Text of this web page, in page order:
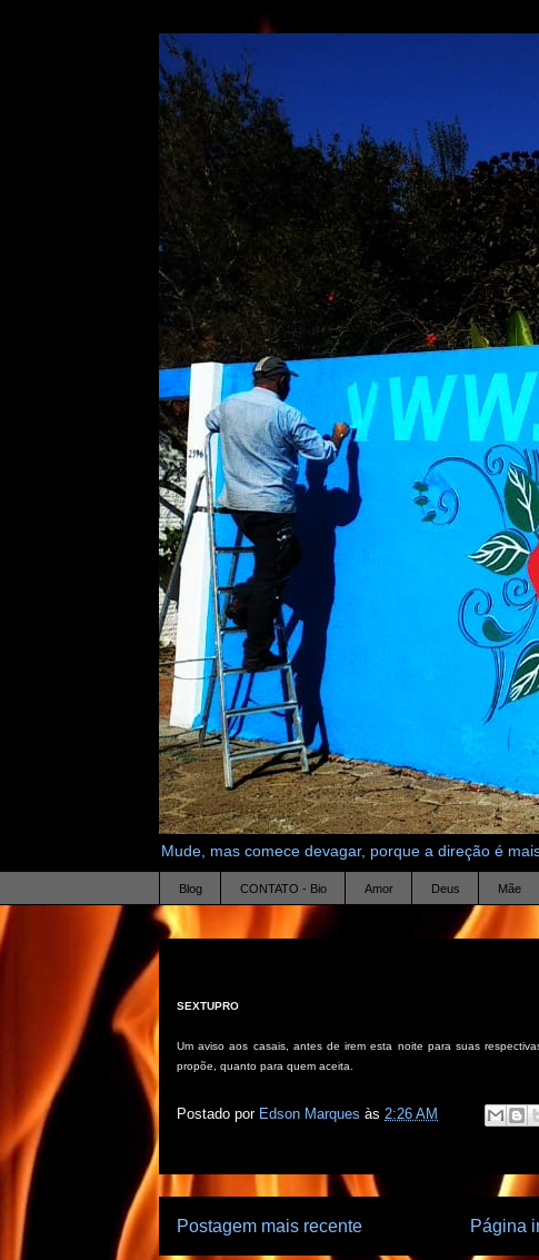
Mude, mas comece devagar, porque a direção é
Blog CONTATO - Bio Amor Deus Mãe
SEXTUPRO
Um aviso aos casais, antes de irem esta noite para suas
propõe, quanto para quem aceita.
Postado por Edson Marques às 2:26 AM
Postagem mais recente Página